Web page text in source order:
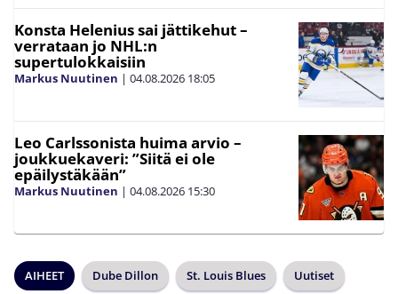
Konsta Helenius sai jättikehut –
verrataan jo NHL:n
supertulokkaisiin
Markus Nuutinen | 04.08.2026 18:05
Leo Carlssonista huima arvio –
joukkuekaveri: ”Siitä ei ole
epäilystäkään”
Markus Nuutinen | 04.08.2026 15:30
AIHEET Dube Dillon St. Louis Blues Uutiset